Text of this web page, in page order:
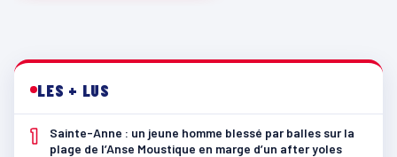
LES + LUS
1
Sainte-Anne : un jeune homme blessé par balles sur la
plage de l’Anse Moustique en marge d’un after yoles